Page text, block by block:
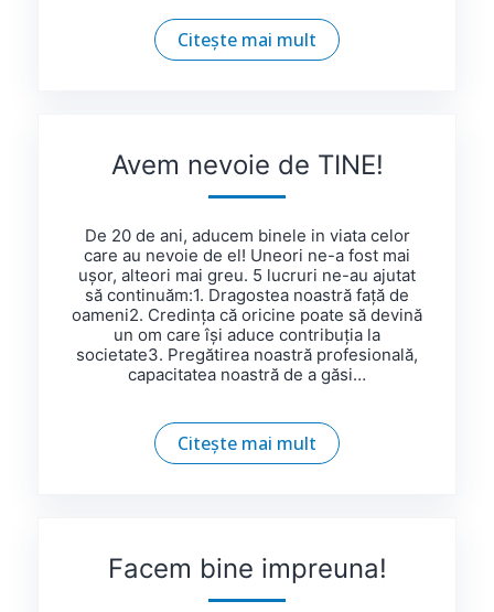
Citește mai mult
Avem nevoie de TINE!
De 20 de ani, aducem binele in viata celor
care au nevoie de el! Uneori ne-a fost mai
ușor, alteori mai greu. 5 lucruri ne-au ajutat
să continuăm:1. Dragostea noastră față de
oameni2. Credința că oricine poate să devină
un om care își aduce contribuția la
societate3. Pregătirea noastră profesională,
capacitatea noastră de a găsi…
Citește mai mult
Facem bine impreuna!